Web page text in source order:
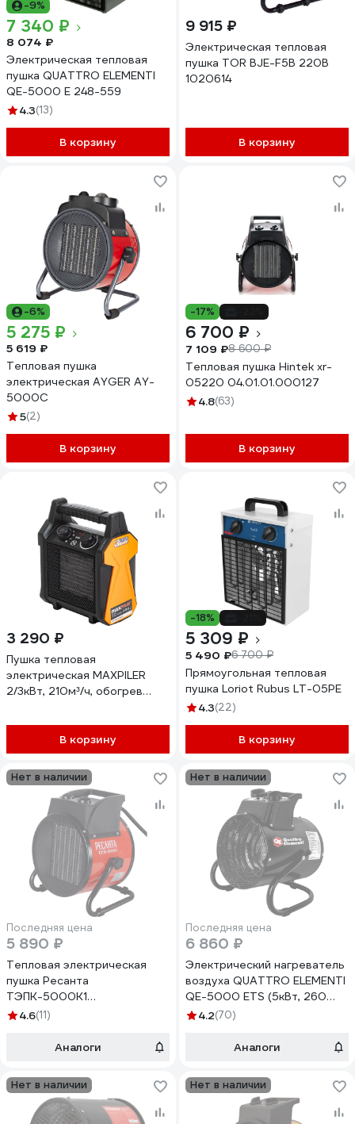
-9%
7 340 ₽
8 074 ₽
Электрическая тепловая
пушка QUATTRO ELEMENTI
QE-5000 E 248-559
4.3(13)
В корзину
9 915 ₽
Электрическая тепловая
пушка TOR BJE-F5B 220В
1020614
В корзину
-6%
5 275 ₽
5 619 ₽
Тепловая пушка
электрическая AYGER AY-
5000C
5(2)
В корзину
-17%
6 700 ₽
7 109 ₽8 600 ₽
Тепловая пушка Hintek xr-
05220 04.01.01.000127
4.8(63)
В корзину
3 290 ₽
Пушка тепловая
электрическая MAXPILER
2/3кВт, 210м³/ч, обогрев
нагреватель, защита MEH-
В корзину
-18%
5 309 ₽
5 490 ₽6 700 ₽
Прямоугольная тепловая
пушка Loriot Rubus LT-05PE
4.3(22)
В корзину
Нет в наличии
Последняя цена
5 890 ₽
Тепловая электрическая
пушка Ресанта
ТЭПК-5000К1
(керам.нагревательный
4.6(11)
Аналоги
Нет в наличии
Последняя цена
6 860 ₽
Электрический нагреватель
воздуха QUATTRO ELEMENTI
QE-5000 ETS (5кВт, 260
м.куб/ч, 220 В, режим
4.2(70)
Аналоги
Нет в наличии Нет в наличии